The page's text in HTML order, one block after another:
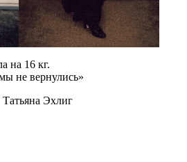
на 16 кг.
не вернулись»